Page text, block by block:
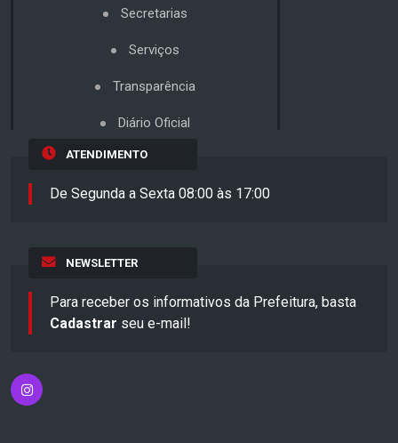
Secretarias
Serviços
Transparência
Diário Oficial
ATENDIMENTO
De Segunda a Sexta 08:00 às 17:00
NEWSLETTER
Para receber os informativos da Prefeitura, basta
Cadastrar seu e-mail!